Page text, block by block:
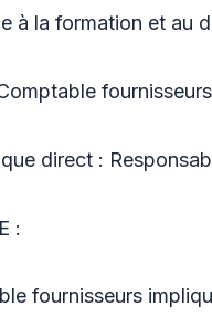
à la formation et au
fournisseurs
direct :
:
fournisseurs